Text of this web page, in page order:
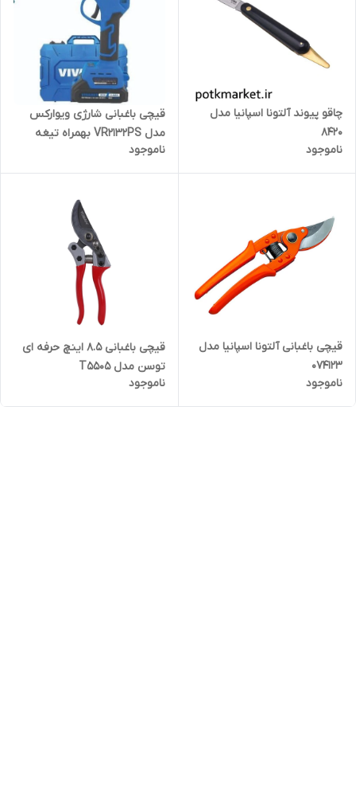
چاقو پیوند آلتونا اسپانیا مدل
8420
ناموجود
قیچی باغبانی شارژی ویوارکس
مدل VR2132PS بهمراه تیغه
یدکی و اچار
ناموجود
قیچی باغبانی آلتونا اسپانیا مدل
074123
ناموجود
قیچی باغبانی 8.5 اینچ حرفه ای
توسن مدل T5505
ناموجود